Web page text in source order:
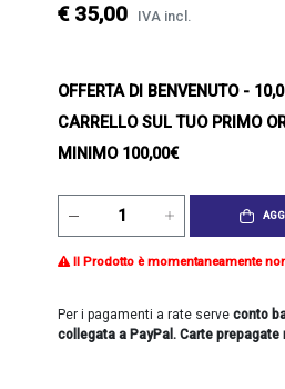
€ 35,00 IVA incl.
OFFERTA DI BENVENUTO-
CARRELLO SUL TUO PRIMO
MINIMO 100,00€
Il Prodotto è momentaneamente
Per i pagamenti a rate serveconto
collegata a PayPal. Carte